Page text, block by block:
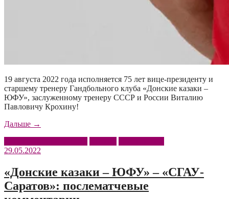
19 августа 2022 года исполняется 75 лет вице-президенту и
старшему тренеру Гандбольного клуба «Донские казаки –
ЮФУ», заслуженному тренеру СССР и России Виталию
Павловичу Крохину!
Дальше «Поздравляем
с
→
29.05.2022
«Донские казаки – ЮФУ» – «СГАУ-
Саратов»: послематчевые